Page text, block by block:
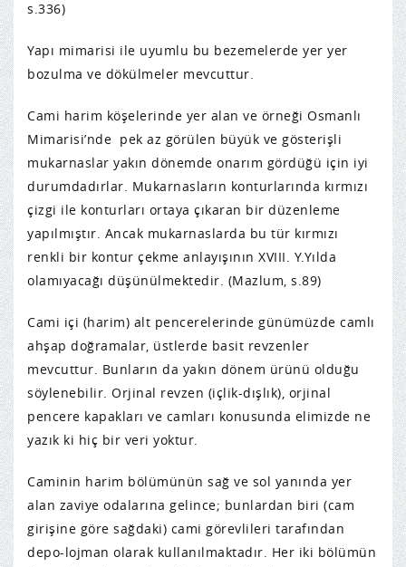
s.336)
Yapı mimarisi ile uyumlu bu bezemelerde yer yer
bozulma ve dökülmeler mevcuttur.
Cami harim köşelerinde yer alan ve örneği Osmanlı
Mimarisi’nde pek az görülen büyük ve gösterişli
mukarnaslar yakın dönemde onarım gördüğü için iyi
durumdadırlar. Mukarnasların konturlarında kırmızı
çizgi ile konturları ortaya çıkaran bir düzenleme
yapılmıştır. Ancak mukarnaslarda bu tür kırmızı
renkli bir kontur çekme anlayışının XVIII. Y.Yılda
olamıyacağı düşünülmektedir. (Mazlum, s.89)
Cami içi (harim) alt pencerelerinde günümüzde camlı
ahşap doğramalar, üstlerde basit revzenler
mevcuttur. Bunların da yakın dönem ürünü olduğu
söylenebilir. Orjinal revzen (içlik-dışlık), orjinal
pencere kapakları ve camları konusunda elimizde ne
yazık ki hiç bir veri yoktur.
Caminin harim bölümünün sağ ve sol yanında yer
alan zaviye odalarına gelince; bunlardan biri (cam
girişine göre sağdaki) cami görevlileri tarafından
depo-lojman olarak kullanılmaktadır. Her iki bölümün